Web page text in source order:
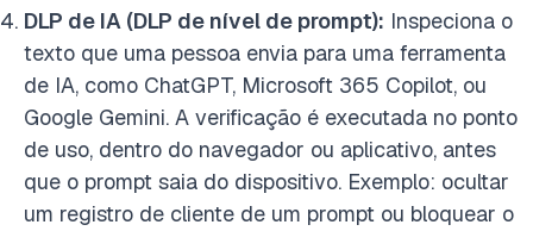
DLP de IA (DLP de nível de prompt): Inspeciona o
texto que uma pessoa envia para uma ferramenta
de IA, como ChatGPT, Microsoft 365 Copilot, ou
Google Gemini. A verificação é executada no ponto
de uso, dentro do navegador ou aplicativo, antes
que o prompt saia do dispositivo. Exemplo: ocultar
um registro de cliente de um prompt ou bloquear o